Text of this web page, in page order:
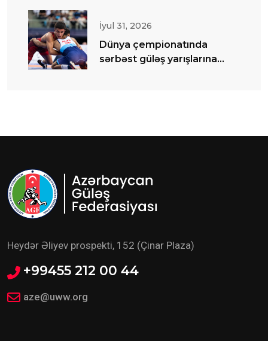
İyul 31, 2026
Dünya çempionatında
sərbəst güləş yarışlarına
Heydər Əliyev prospekti, 152 (Çinar Plaza)
+99455 212 00 44
aze@uww.org